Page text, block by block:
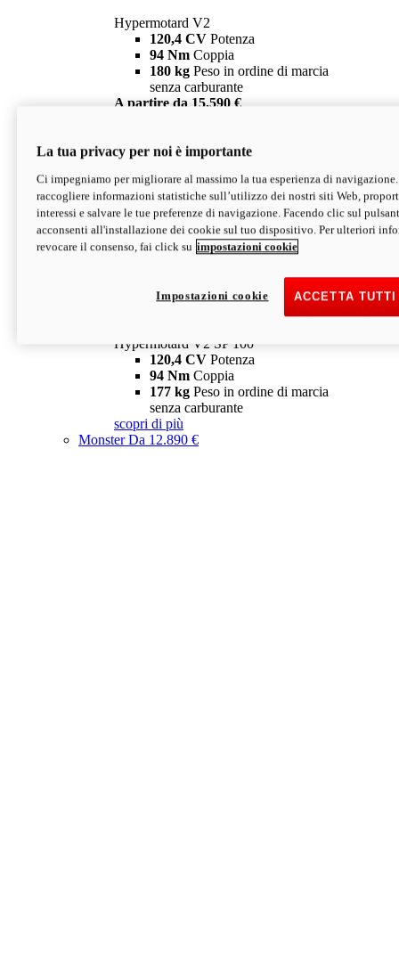
Hypermotard V2
120,4 CV Potenza
94 Nm Coppia
180 kg Peso in ordine di marcia
senza carburante
A partire da 15.590 €
V2 SP
Hypermotard V2 SP
120,4 CVPotenza
94 NmCoppia
177 kgPeso in ordine di marcia
senza carburante
Depotenziata 35 kW: 18.890 € i
configura scopri di più
Hypermotard V2 SP 100
120,4 CV Potenza
94 Nm Coppia
177 kg Peso in ordine di marcia
senza carburante
scopri di più
MonsterDa 12.890 €
La tua privacy per noi è importante
Ci impegniamo per migliorare al massimo la tua esperienza di
raccogliere informazioni statistiche sull’utilizzo dei nostri siti Web,
interessi e salvare le tue preferenze di navigazione. Facendo clic sul
acconsenti all'installazione dei cookie sul tuo dispositivo. Per ulteriori
revocare il consenso, fai click su impostazioni cookie
ACCETTA
Impostazioni cookie